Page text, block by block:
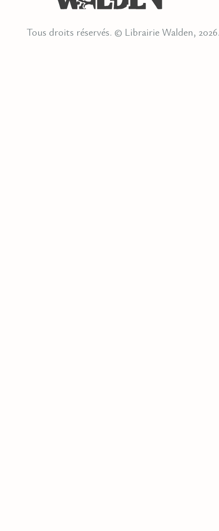
Tous droits réservés. © Librairie Walden,